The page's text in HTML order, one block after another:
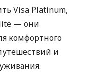
Visa Platinum,
— они
комфортного
и